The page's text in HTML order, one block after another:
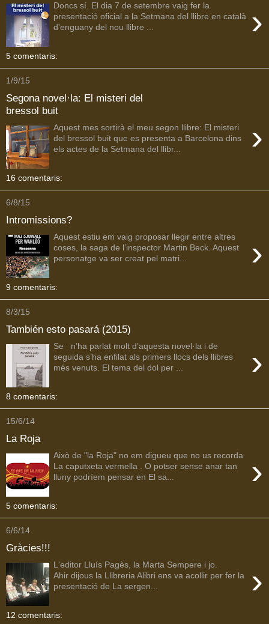
›
Doncs sí. El dia 7 de setembre vaig fer la
presentació oficial a la Setmana del llibre en català
d'enguany del nou llibre ...
5 comentaris:
1/9/15
Segona novel·la: El misteri del
bressol buit
›
Aquest mes sortirà el meu segon llibre: El misteri
del bressol buit que es presenta a Barcelona dins
els actes de la Setmana del llibr...
16 comentaris:
6/8/15
Intromissions?
›
Aquest estiu em vaig proposar llegir entre altres
coses, la saga de l’inspector Martin Beck. Aquest
personatge va ser creat pel matri...
9 comentaris:
8/3/15
También esto pasará (2015)
›
Se n’ha parlat molt d’aquesta novel·la i de
seguida s’ha enfilat als primers llocs dels llibres
més venuts. El tema del dol per ...
8 comentaris:
15/6/14
La Roja
›
Això de "la Roja" no em digueu que no us recorda
La caputxeta vermella . O potser sense anar tan
lluny podríem pensar en El sa...
5 comentaris:
6/6/14
Gràcies!!!
›
L'editor Lluís Pagès, la Marta Sempere i jo.
Ahir dijous la Llibreria Alibri ens va acollir per fer la
presentació de La sergen...
12 comentaris: